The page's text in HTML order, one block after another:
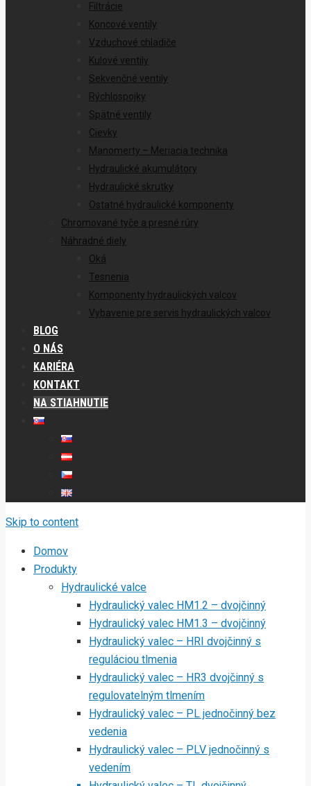
Filtrácie
Koncové ventily
Vzduchové chladiče
Kulové ventily
Sekvenčné ventily
Rýchlospojky
Spätné ventily
Cievky
Manomerty – Meriacia technika
Hydraulické akumulátory
Hydraulické skrutky
Ostatné hydraulické komponenty
Chromované tyče a presné rúry
Náhradné diely
Oká
Tesnenia
Komponenty hydraulických valcov
Vybavenie pre servis hydraulických valcov
BLOG
O NÁS
KARIÉRA
KONTAKT
NA STIAHNUTIE
Skip to content
Domov
Produkty
Hydraulické valce
Hydraulický valec HM1.2 – dvojčinný
Hydraulický valec HM1.3 – dvojčinný
Hydraulický valec – HRI dvojčinný s
reguláciou tlmenia
Hydraulický valec – HR3 dvojčinný s
regulovatelným tlmením
Hydraulický valec – PL jednočinný bez
vedenia
Hydraulický valec – PLV jednočinný s
vedením